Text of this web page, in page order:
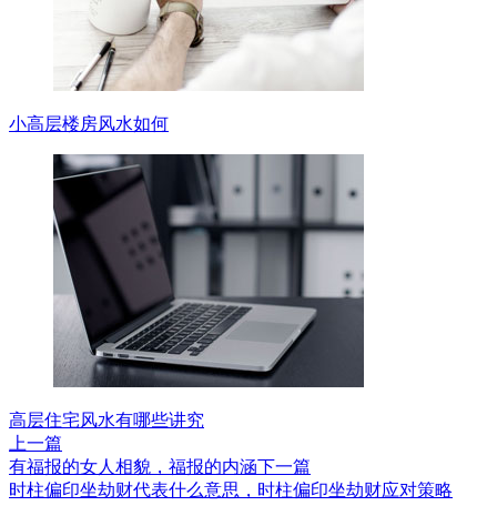
小高层楼房风水如何
高层住宅风水有哪些讲究
上一篇
有福报的女人相貌，福报的内涵下一篇
时柱偏印坐劫财代表什么意思，时柱偏印坐劫财应对策略